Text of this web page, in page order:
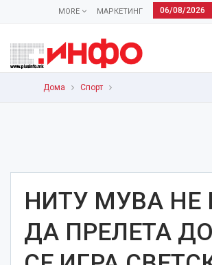
06/08/2026
МАРКЕТИНГ
MORE
Дома Спорт
НИТУ МУВА
ДА ПРЕЛЕТА